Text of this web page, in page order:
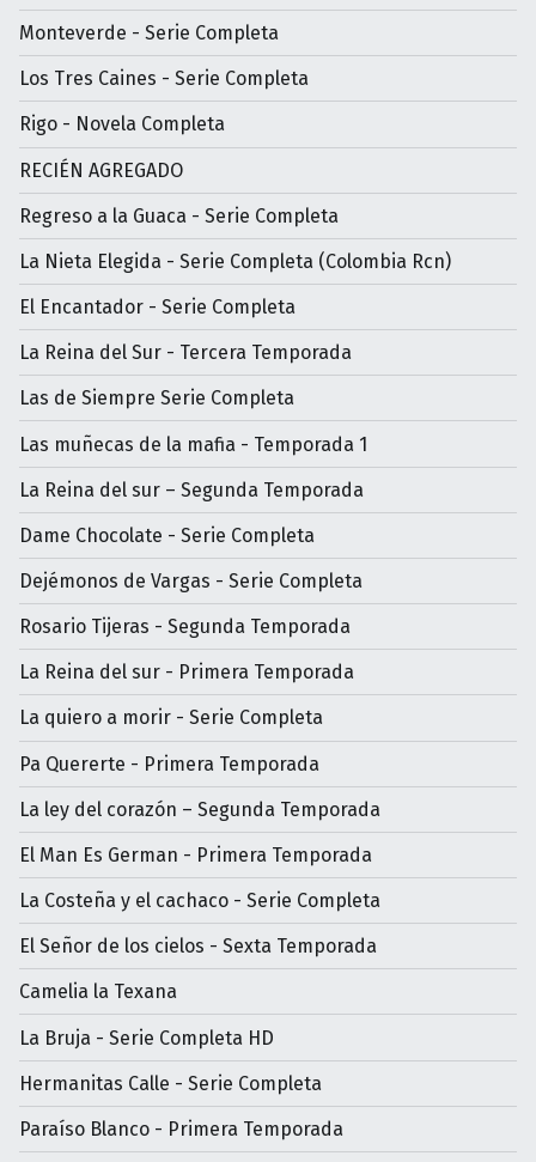
Monteverde - Serie Completa
Los Tres Caines - Serie Completa
Rigo - Novela Completa
RECIÉN AGREGADO
Regreso a la Guaca - Serie Completa
La Nieta Elegida - Serie Completa (Colombia Rcn)
El Encantador - Serie Completa
La Reina del Sur - Tercera Temporada
Las de Siempre Serie Completa
Las muñecas de la mafia - Temporada 1
La Reina del sur – Segunda Temporada
Dame Chocolate - Serie Completa
Dejémonos de Vargas - Serie Completa
Rosario Tijeras - Segunda Temporada
La Reina del sur - Primera Temporada
La quiero a morir - Serie Completa
Pa Quererte - Primera Temporada
La ley del corazón – Segunda Temporada
El Man Es German - Primera Temporada
La Costeña y el cachaco - Serie Completa
El Señor de los cielos - Sexta Temporada
Camelia la Texana
La Bruja - Serie Completa HD
Hermanitas Calle - Serie Completa
Paraíso Blanco - Primera Temporada